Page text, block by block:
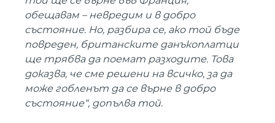
обещавам – невредим и в добро
състояние. Но, разбира се, ако той бъде
повреден, британските данъкоплатци
ще трябва да поемат разходите. Това
доказва, че сме решени на всичко, за да
може гобленът да се върне в добро
състояние“, допълва той.